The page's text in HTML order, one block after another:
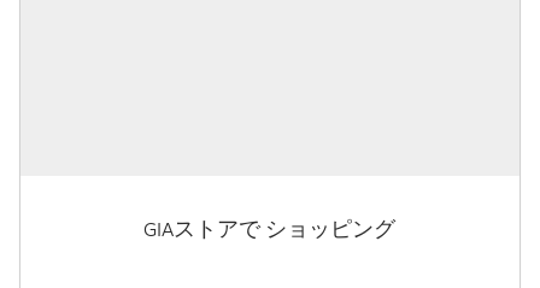
GIAストアで ショッピング